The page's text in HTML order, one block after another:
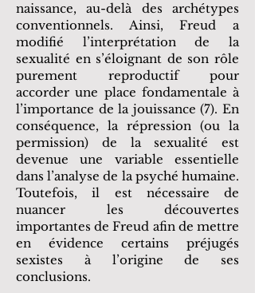
naissance, au-delà des archétypes
conventionnels. Ainsi, Freud a
modifié l’interprétation de la
sexualité en s’éloignant de son rôle
purement reproductif pour
accorder une place fondamentale à
l’importance de la jouissance (7). En
conséquence, la répression (ou la
permission) de la sexualité est
devenue une variable essentielle
dans l’analyse de la psyché humaine.
Toutefois, il est nécessaire de
nuancer les découvertes
importantes de Freud afin de mettre
en évidence certains préjugés
sexistes à l’origine de ses
conclusions.